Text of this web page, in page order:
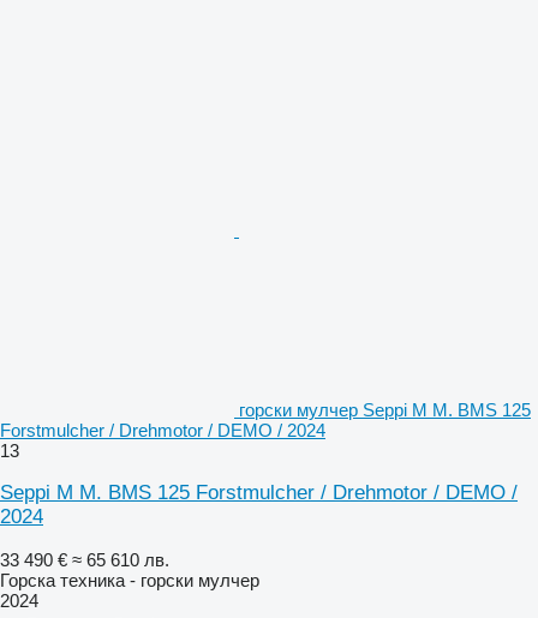
горски мулчер Seppi M M. BMS 125
Forstmulcher / Drehmotor / DEMO / 2024
13
Seppi M M. BMS 125 Forstmulcher / Drehmotor / DEMO /
2024
33 490 € ≈ 65 610 лв.
Горска техника - горски мулчер
2024